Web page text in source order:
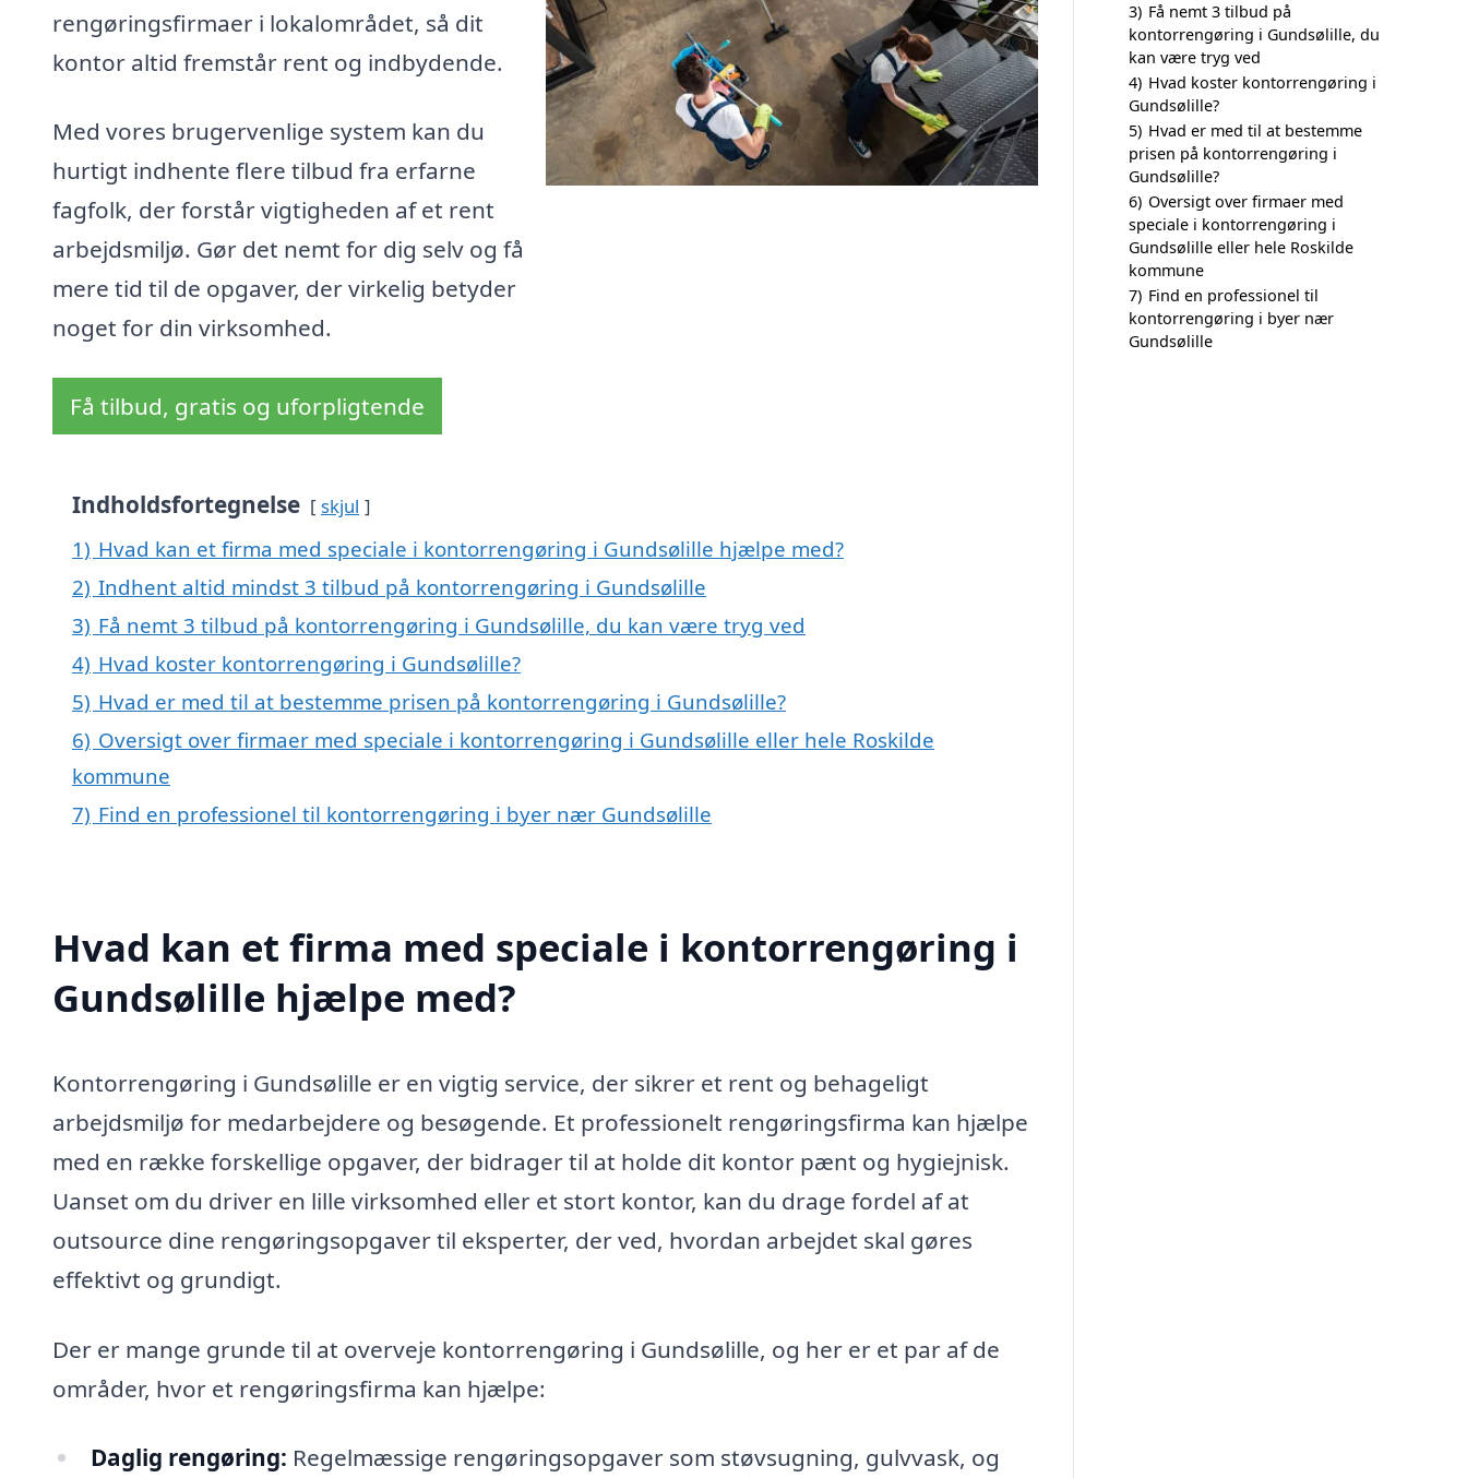
rengøringsfirmaer i lokalområdet, så dit
kontor altid fremstår rent og indbydende.
Med vores brugervenlige system kan du
hurtigt indhente flere tilbud fra erfarne
fagfolk, der forstår vigtigheden af et rent
arbejdsmiljø. Gør det nemt for dig selv og få
mere tid til de opgaver, der virkelig betyder
noget for din virksomhed.
Få tilbud, gratis og uforpligtende
Indholdsfortegnelse skjul
1) Hvad kan et firma med speciale i kontorrengøring i Gundsølille hjælpe med?
2) Indhent altid mindst 3 tilbud på kontorrengøring i Gundsølille
3) Få nemt 3 tilbud på kontorrengøring i Gundsølille, du kan være tryg ved
4) Hvad koster kontorrengøring i Gundsølille?
5) Hvad er med til at bestemme prisen på kontorrengøring i Gundsølille?
6) Oversigt over firmaer med speciale i kontorrengøring i Gundsølille eller hele Roskilde
kommune
7) Find en professionel til kontorrengøring i byer nær Gundsølille
Hvad kan et firma med speciale i kontorrengøring i
Gundsølille hjælpe med?
Kontorrengøring i Gundsølille er en vigtig service, der sikrer et rent og behageligt
arbejdsmiljø for medarbejdere og besøgende. Et professionelt rengøringsfirma kan hjælpe
med en række forskellige opgaver, der bidrager til at holde dit kontor pænt og hygiejnisk.
Uanset om du driver en lille virksomhed eller et stort kontor, kan du drage fordel af at
outsource dine rengøringsopgaver til eksperter, der ved, hvordan arbejdet skal gøres
effektivt og grundigt.
Der er mange grunde til at overveje kontorrengøring i Gundsølille, og her er et par af de
områder, hvor et rengøringsfirma kan hjælpe:
Daglig rengøring: Regelmæssige rengøringsopgaver som støvsugning, gulvvask, og
3) Få nemt 3 tilbud på
kontorrengøring i Gundsølille, du
kan være tryg ved
4) Hvad koster kontorrengøring i
Gundsølille?
5) Hvad er med til at bestemme
prisen på kontorrengøring i
Gundsølille?
6) Oversigt over firmaer med
speciale i kontorrengøring i
Gundsølille eller hele Roskilde
kommune
7) Find en professionel til
kontorrengøring i byer nær
Gundsølille